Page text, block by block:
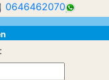
0646462070